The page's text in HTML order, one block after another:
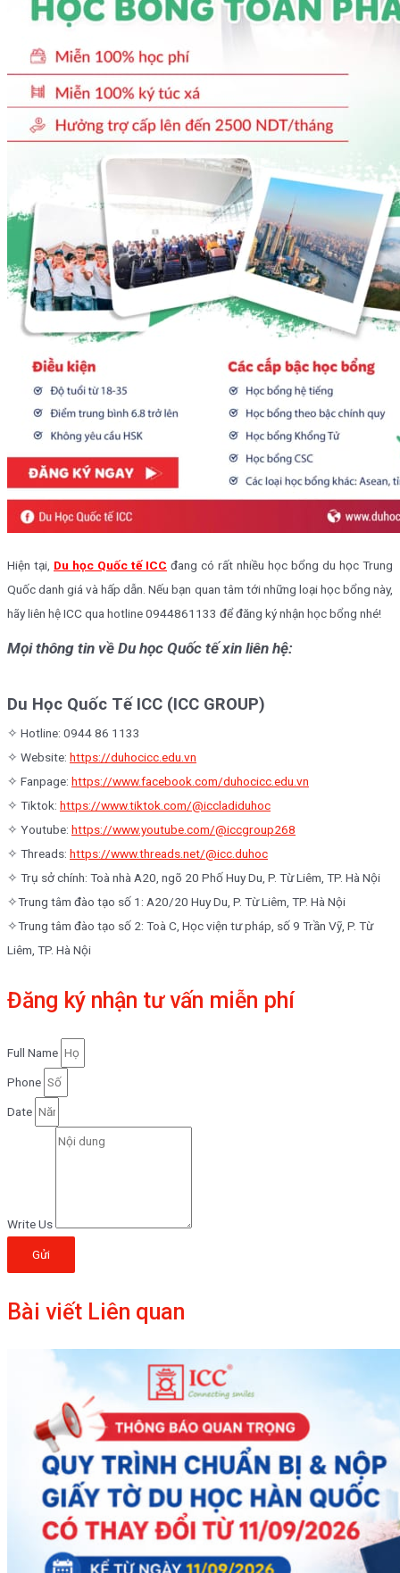
Hiện tại, Du học Quốc tế ICC đang có rất nhiều học bổng du học Trung
Quốc danh giá và hấp dẫn. Nếu bạn quan tâm tới những loại học bổng này,
hãy liên hệ ICC qua hotline 0944861133 để đăng ký nhận học bổng nhé!
Mọi thông tin về Du học Quốc tế xin liên hệ:
Du Học Quốc Tế ICC (ICC GROUP)
✧ Hotline: 0944 86 1133
✧ Website: https://duhocicc.edu.vn
✧ Fanpage: https://www.facebook.com/duhocicc.edu.vn
✧ Tiktok: https://www.tiktok.com/@iccladiduhoc
✧ Youtube: https://www.youtube.com/@iccgroup268
✧ Threads: https://www.threads.net/@icc.duhoc
✧ Trụ sở chính: Toà nhà A20, ngõ 20 Phố Huy Du, P. Từ Liêm, TP. Hà Nội
✧Trung tâm đào tạo số 1: A20/20 Huy Du, P. Từ Liêm, TP. Hà Nội
✧Trung tâm đào tạo số 2: Toà C, Học viện tư pháp, số 9 Trần Vỹ, P. Từ
Liêm, TP. Hà Nội
Đăng ký nhận tư vấn miễn phí
Full Name
Phone
Date
Write Us
Gửi
Bài viết Liên quan